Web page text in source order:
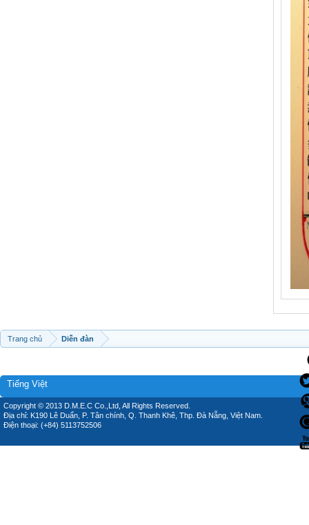
Trang chủ Diễn đàn
Tiếng Việt
Copyright © 2013 D.M.E.C Co.,Ltd, All Rights Reserved.
Địa chỉ: K190 Lê Duẩn, P. Tân chính, Q. Thanh Khê, Thp. Đà Nẵng, Việt Nam.
Điện thoại: (+84) 5113752506